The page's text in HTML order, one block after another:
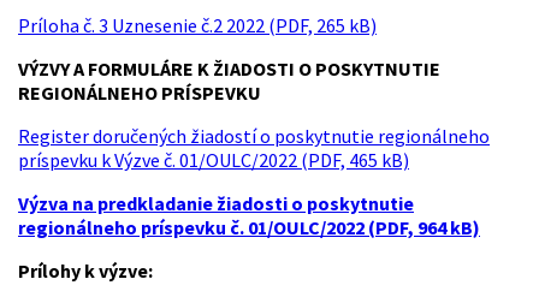
Príloha č. 3 Uznesenie č.2 2022 (PDF, 265 kB)
VÝZVY A FORMULÁRE K ŽIADOSTI O POSKYTNUTIE
REGIONÁLNEHO PRÍSPEVKU
Register doručených žiadostí o poskytnutie regionálneho
príspevku k Výzve č. 01/OULC/2022 (PDF, 465 kB)
Výzva na predkladanie žiadosti o poskytnutie
regionálneho príspevku č. 01/OULC/2022 (PDF, 964 kB)
Prílohy k výzve: